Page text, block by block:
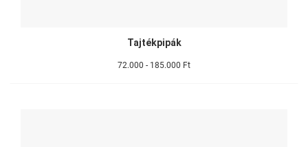
Tajtékpipák
72.000 - 185.000 Ft